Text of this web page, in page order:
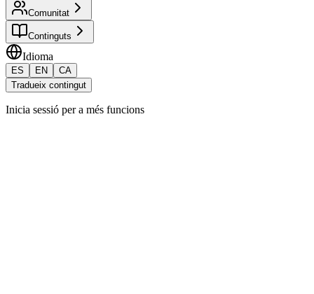
Comunitat
Continguts
Idioma
ES EN
CA
Tradueix contingut
Inicia sessió per a més funcions